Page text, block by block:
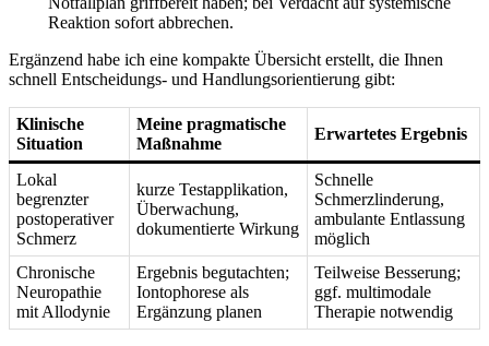
Reaktion sofort abbrechen.
​Ergänzend habe ich eine kompakte Übersicht ‍erstellt,​ die Ihnen
schnell Entscheidungs‑ und ‌Handlungsorientierung ‍gibt:
Klinische
Situation
Meine pragmatische
Maßnahme
Erwartetes​ Ergebnis
Lokal⁤
begrenzter ​
postoperativer
Schmerz
kurze Testapplikation,
Überwachung,‌
dokumentierte Wirkung
Schnelle
Schmerzlinderung,
ambulante Entlassung⁤
möglich
Chronische
Neuropathie
mit ⁣Allodynie
Ergebnis begutachten;
Iontophorese als
Ergänzung planen
Teilweise Besserung;⁤
ggf. multimodale
Therapie notwendig